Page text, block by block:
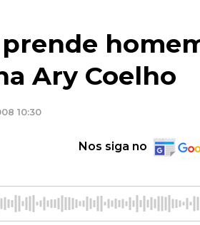
Ary Coelho
10:30
Nos siga no